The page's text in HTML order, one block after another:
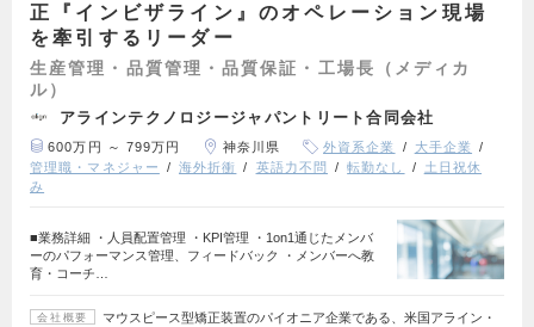
正『インビザライン』のオペレーション現場
を牽引するリーダー
生産管理・品質管理・品質保証・工場長（メディカ
ル）
アラインテクノロジージャパントリート合同会社
600万円 ～ 799万円 神奈川県 外資系企業
大手企業
管理職・マネジャー
海外折衝 英語力不問 転勤なし
土日祝休
み
■業務詳細 ・人員配置管理 ・KPI管理 ・1on1通じたメンバ
ーのパフォーマンス管理、フィードバック ・メンバーへ教
育・コーチ…
会社概要
マウスピース型矯正装置のパイオニア企業である、米国アライン・